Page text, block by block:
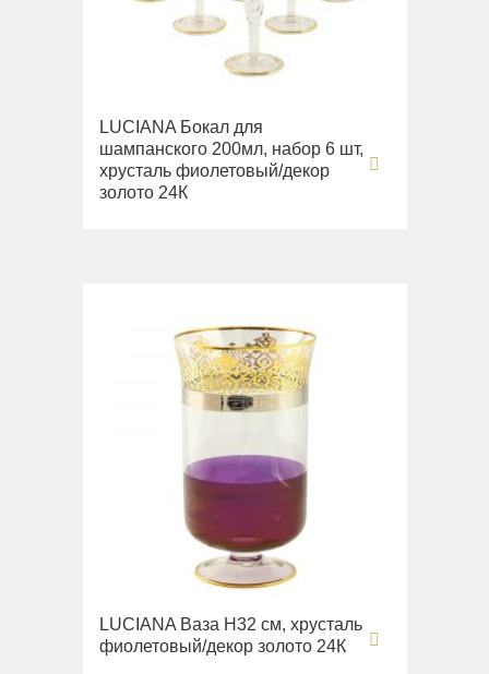
Раковины напольные
LUCIANA Бокал для
шампанского 200мл, набор 6 шт,
хрусталь фиолетовый/декор
золото 24К
LUCIANA Ваза H32 см, хрусталь
фиолетовый/декор золото 24К